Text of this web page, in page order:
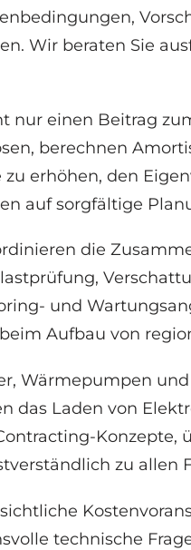
Wir beraten Sie
nur einen Beitrag
berechnen
erhöhen, den
auf sorgfältige
die
und
Aufbau von
Wärmepumpen
Laden von
zu
technische